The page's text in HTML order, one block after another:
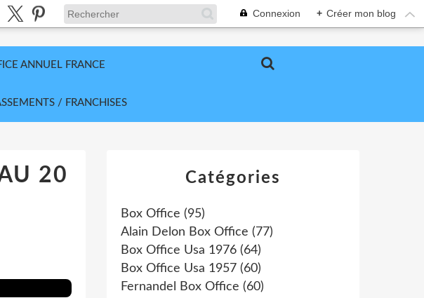
Connexion + Créer mon blog
ANNUEL FRANCE
/ FRANCHISES
20
Catégories
Box Office (95)
Alain Delon Box Office (77)
Box Office Usa 1976 (64)
Box Office Usa 1957 (60)
Fernandel Box Office (60)